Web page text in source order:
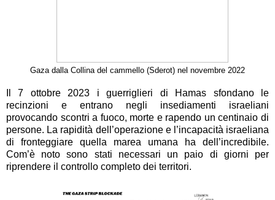
Gaza dalla Collina del cammello (Sderot) nel novembre 2022
Il 7 ottobre 2023 i guerriglieri di Hamas sfondano le
recinzioni e entrano negli insediamenti israeliani
provocando scontri a fuoco, morte e rapendo un centinaio di
persone. La rapidità dell’operazione e l’incapacità israeliana
di fronteggiare quella marea umana ha dell’incredibile.
Com’è noto sono stati necessari un paio di giorni per
riprendere il controllo completo dei territori.